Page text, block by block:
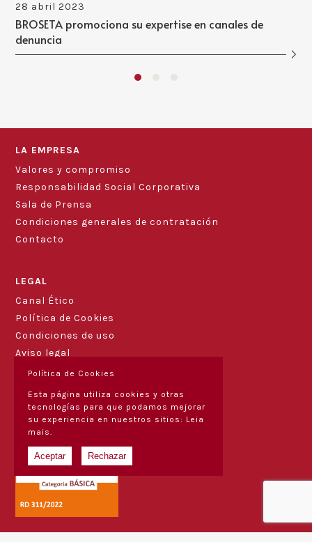
28 abril 2023
BROSETA promociona su expertise en canales de
denuncia
LA EMPRESA
Valores y compromiso
Responsabilidad Social Corporativa
Sala de Prensa
Condiciones generales de contratación
Contacto
LEGAL
Canal Ético
Política de Cookies
Condiciones de uso
Aviso legal
Política de Cookies
Esta página utiliza cookies y otras
tecnologías para que podamos mejorar
su experiencia en nuestros sitios: Leia
mais.
Aceptar Rechazar